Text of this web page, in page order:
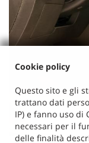
Cookie policy
Questo sito e gli
trattano dati
IP) e fanno uso di
necessari per il
delle finalità